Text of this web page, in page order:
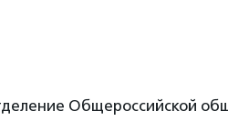
Общероссийской